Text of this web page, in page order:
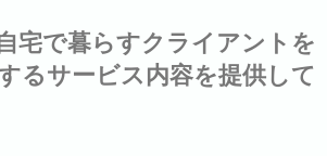
宅で暮らすクライアントを
るサービス内容を提供して